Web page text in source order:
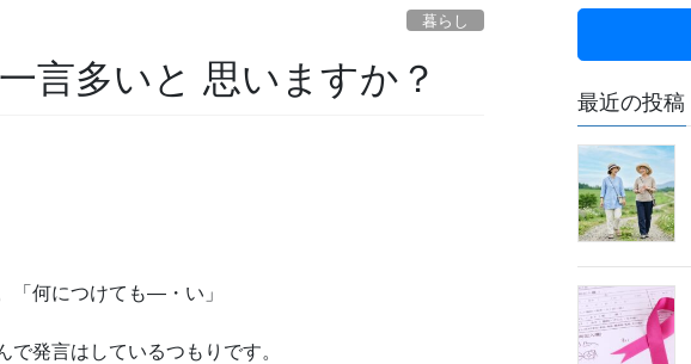
暮らし
言多いと 思いますか？
「何につけても―・い」
発言はしているつもりです。
最近の投稿